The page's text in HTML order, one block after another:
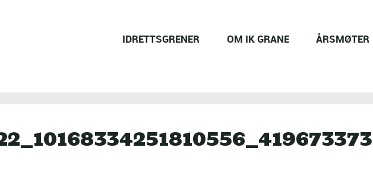
IDRETTSGRENER OM IK GRANE ÅRSMØTER